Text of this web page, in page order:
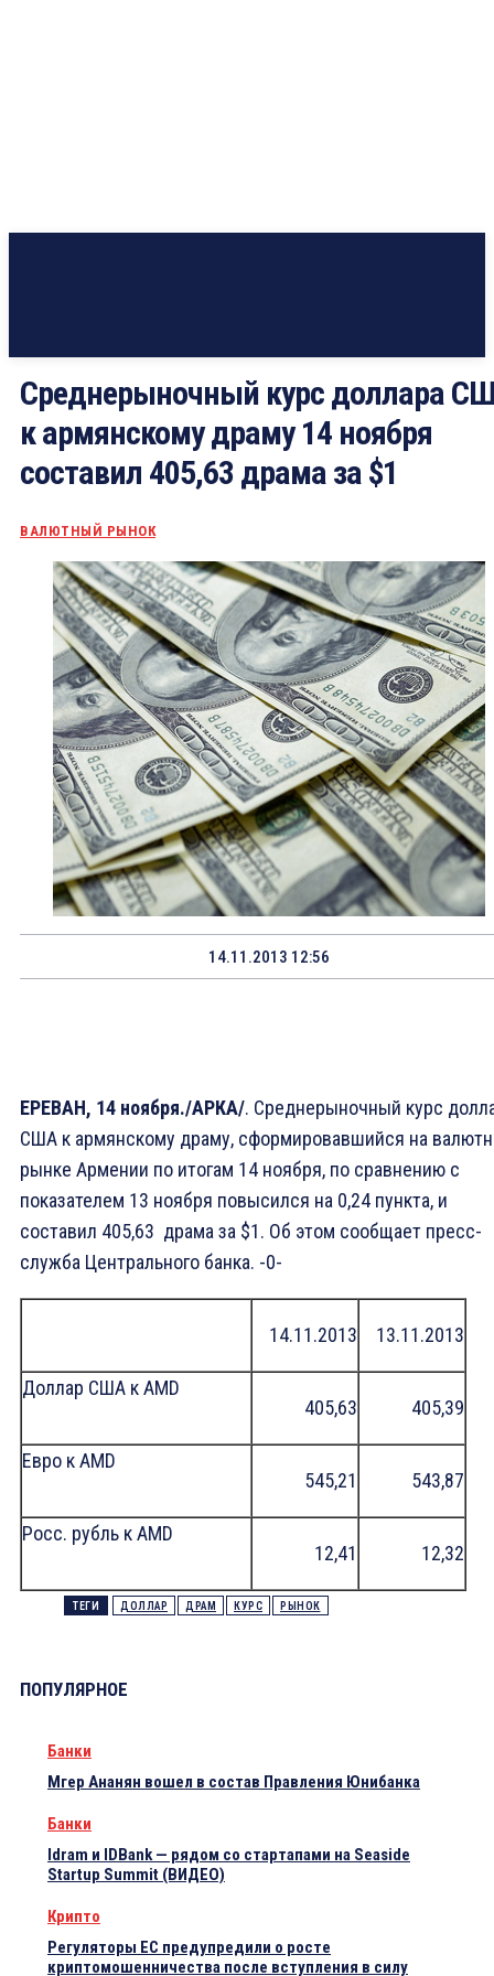
Среднерыночный курс доллара
к армянскому драму 14 ноября
составил 405,63 драма за $1
ВАЛЮТНЫЙ РЫНОК
14.11.2013 12:56
ЕРЕВАН, 14 ноября./АРКА/. Среднерыночный курс
США к армянскому драму, сформировавшийся на
рынке Армении по итогам 14 ноября, по сравнению с
показателем 13 ноября повысился на 0,24 пункта, и
составил 405,63 драма за $1. Об этом сообщает пресс-
служба Центрального банка. -0-
14.11.2013 13.11.2013
Доллар США к AMD
405,63
405,39
Eвро к AMD
545,21
543,87
Росс. рубль к AMD
12,41
12,32
ТЕГИ ДОЛЛАР ДРАМ КУРС РЫНОК
ПОПУЛЯРНОЕ
Банки
Мгер Ананян вошел в состав Правления Юнибанка
Банки
Idram и IDBank — рядом со стартапами на Seaside
Startup Summit (ВИДЕО)
Крипто
Регуляторы ЕС предупредили о росте
криптомошенничества после вступления в силу